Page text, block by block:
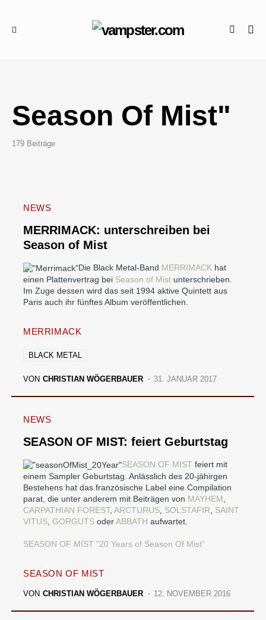
Season Of Mist"
179 Beiträge
NEWS
MERRIMACK: unterschreiben bei
Season of Mist
Die Black Metal-Band MERRIMACK hat
einen Plattenvertrag bei Season of Mist unterschrieben.
Im Zuge dessen wird das seit 1994 aktive Quintett aus
Paris auch ihr fünftes Album veröffentlichen.
MERRIMACK
BLACK METAL
VON CHRISTIAN WÖGERBAUER 31. JANUAR 2017
NEWS
SEASON OF MIST: feiert Geburtstag
SEASON OF MIST feiert mit
einem Sampler Geburtstag. Anlässlich des 20-jähirgen
Bestehens hat das französische Label eine Compilation
parat, die unter anderem mit Beiträgen von MAYHEM
CARPATHIAN FOREST, ARCTURUS SOLSTAFIR
SAINT
VITUS GORGUTS oderABBATH aufwartet.
SEASON OF MIST "20 Years of Season Of Mist"
SEASON OF MIST
VON CHRISTIAN WÖGERBAUER 12. NOVEMBER 2016